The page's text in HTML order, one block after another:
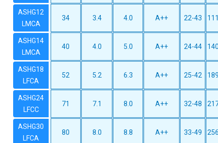
ASHG12
LMCA
34 3.4 4.0 A++ 22-43
ASHG14
LMCA
40 4.0 5.0 A++ 24-44
ASHG18
LFCA
52 5.2 6.3 A++ 25-42
ASHG24
LFCC
71 7.1 8.0 A++ 32-48
ASHG30
LFCA
80 8.0 8.8 A++ 33-49